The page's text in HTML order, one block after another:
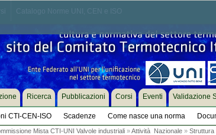
CTI-CEN-ISO Scadenze Come nasce una norma
Ricerca Pubblicazioni Corsi Eventi Validazione
Mista CTI-UNI Valvole industriali»Attività Nazionale» Struttura